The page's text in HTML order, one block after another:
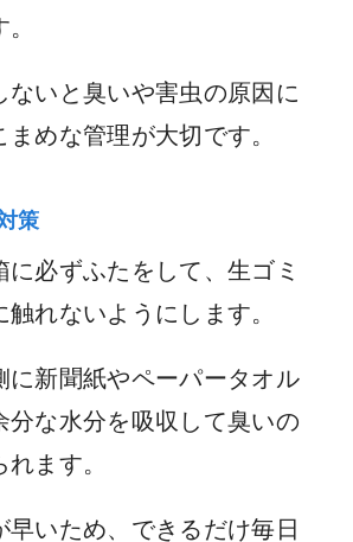
ないと臭いや害虫の原因に
めな管理が大切です。
策
に必ずふたをして、生ゴミ
れないようにします。
に新聞紙やペーパータオル
分な水分を吸収して臭いの
ます。
早いため、できるだけ毎日